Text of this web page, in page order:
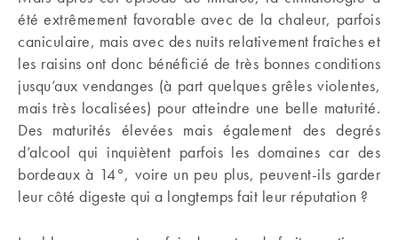
été extrêmement favorable avec de la chaleur, parfois
caniculaire, mais avec des nuits relativement fraîches et
les raisins ont donc bénéficié de très bonnes conditions
jusqu’aux vendanges (à part quelques grêles violentes,
mais très localisées) pour atteindre une belle maturité.
Des maturités élevées mais également des degrés
d’alcool qui inquiètent parfois les domaines car des
bordeaux à 14°, voire un peu plus, peuvent-ils garder
leur côté digeste qui a longtemps fait leur réputation ?